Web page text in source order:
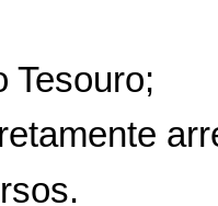
Tesouro;